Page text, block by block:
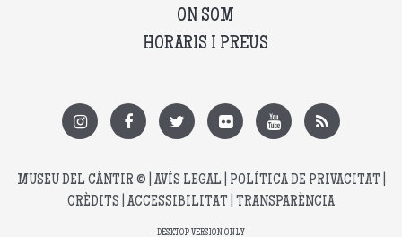
ON SOM
HORARIS I PREUS
MUSEU DEL CÀNTIR © | AVÍS LEGAL POLÍTICA DE PRIVACITAT
CRÈDITS ACCESSIBILITAT TRANSPARÈNCIA
DESKTOP VERSION ONLY